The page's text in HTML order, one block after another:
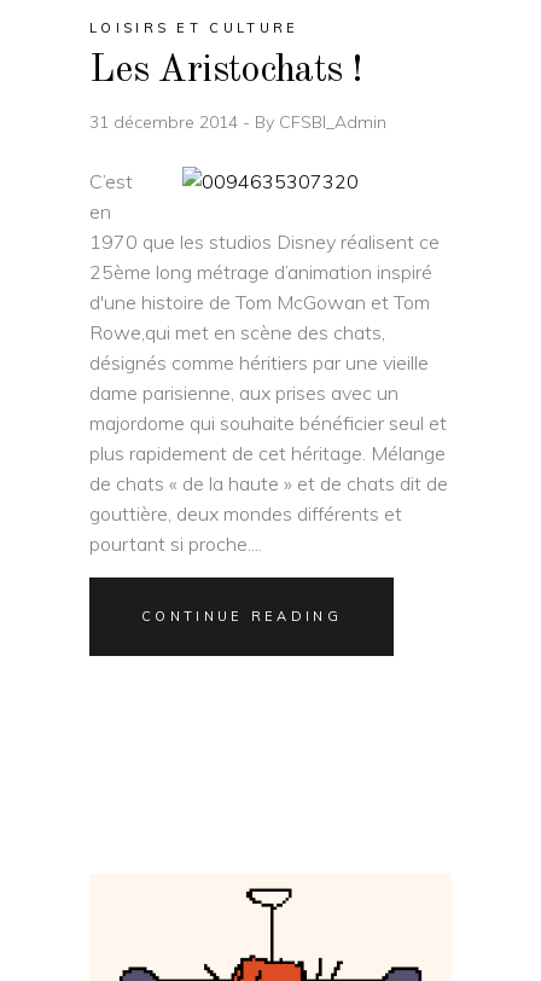
LOISIRS ET CULTURE
Les Aristochats !
31 décembre 2014 By CFSBI_Admin
C’est
en
1970 que les studios Disney réalisent ce
25ème long métrage d’animation inspiré
d'une histoire de Tom McGowan et Tom
Rowe,qui met en scène des chats,
désignés comme héritiers par une vieille
dame parisienne, aux prises avec un
majordome qui souhaite bénéficier seul et
plus rapidement de cet héritage. Mélange
de chats « de la haute » et de chats dit de
gouttière, deux mondes différents et
pourtant si proche.
CONTINUE READING